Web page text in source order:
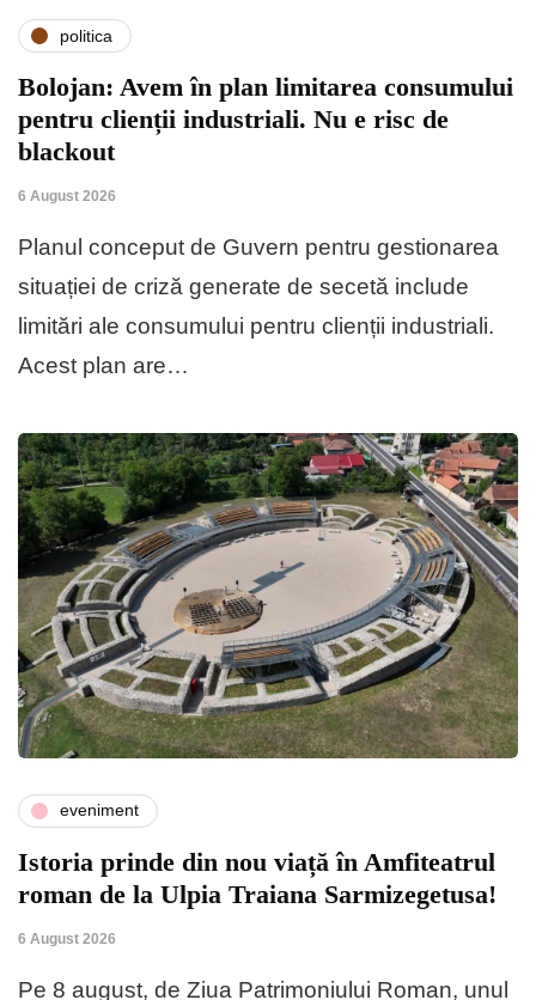
politica
Bolojan: Avem în plan limitarea consumului
pentru clienții industriali. Nu e risc de
blackout
6 August 2026
Planul conceput de Guvern pentru gestionarea
situației de criză generate de secetă include
limitări ale consumului pentru clienții industriali.
Acest plan are…
eveniment
Istoria prinde din nou viață în Amfiteatrul
roman de la Ulpia Traiana Sarmizegetusa!
6 August 2026
Pe 8 august, de Ziua Patrimoniului Roman, unul